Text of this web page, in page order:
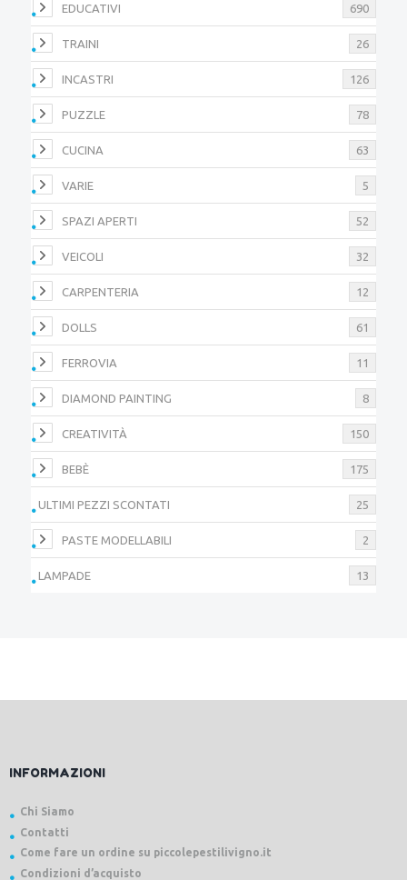
EDUCATIVI 690
TRAINI 26
INCASTRI 126
PUZZLE 78
CUCINA 63
VARIE 5
SPAZI APERTI 52
VEICOLI 32
CARPENTERIA 12
DOLLS 61
FERROVIA 11
DIAMOND PAINTING 8
CREATIVITÀ 150
BEBÈ 175
ULTIMI PEZZI SCONTATI 25
PASTE MODELLABILI 2
LAMPADE 13
INFORMAZIONI
Chi Siamo
Contatti
Come fare un ordine su piccolepestilivigno.it
Condizioni d’acquisto